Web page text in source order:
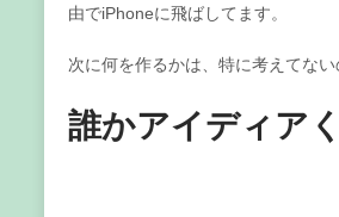
由でiPhoneに飛ばしてます。
次に何を作るかは、特に考えてな
誰かアイディア